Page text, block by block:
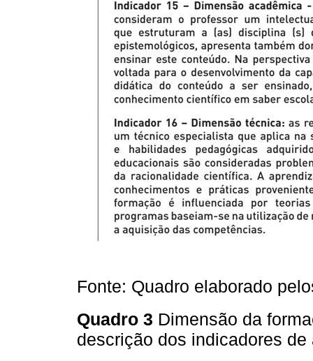
Fonte: Quadro elaborado
Quadro 3 Dimensão da
descrição dos indicadores